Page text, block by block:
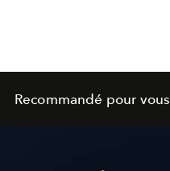
Recommandé pour vous